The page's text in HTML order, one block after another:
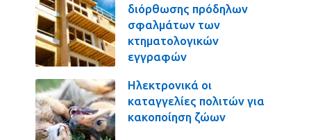
διόρθωσης πρόδηλων
σφαλμάτων των
κτηματολογικών
εγγραφών
Ηλεκτρονικά οι
καταγγελίες πολιτών για
κακοποίηση ζώων